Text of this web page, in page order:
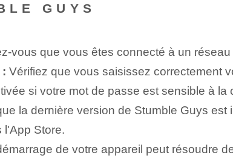
GUYS
vous que vous êtes connecté à un
Vérifiez que vous saisissez correctement
si votre mot de passe est sensible à la
la dernière version de Stumble Guys
l'App Store.
de votre appareil peut résoudre